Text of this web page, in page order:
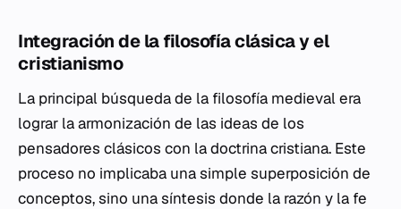
Integración de la filosofía clásica y el
cristianismo
La principal búsqueda de la filosofía medieval era
lograr la armonización de las ideas de los
pensadores clásicos con la doctrina cristiana. Este
proceso no implicaba una simple superposición de
conceptos, sino una síntesis donde la razón y la fe